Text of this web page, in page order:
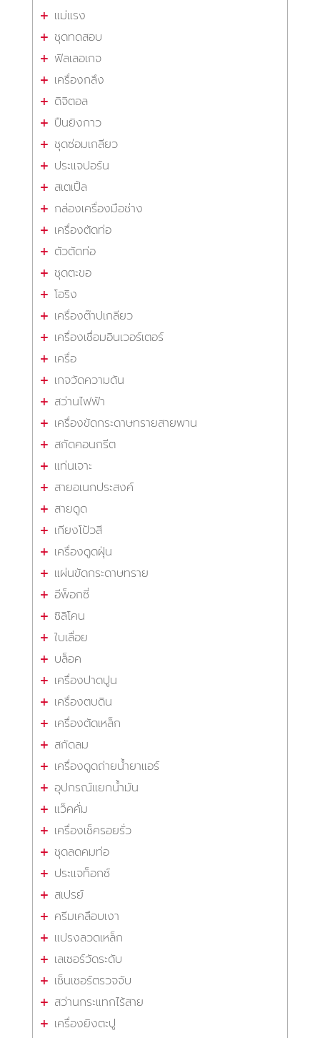
แม่แรง
ชุดทดสอบ
ฟิลเลอเกจ
เครื่องกลึง
ดิจิตอล
ปืนยิงกาว
ชุดซ่อมเกลียว
ประแจปอร์น
สเตเปิ้ล
กล่องเครื่องมือช่าง
เครื่องตัดท่อ
ตัวตัดท่อ
ชุดตะขอ
โอริง
เครื่องต๊าปเกลียว
เครื่องเชื่อมอินเวอร์เตอร์
เครื่อ
เกจวัดความดัน
สว่านไฟฟ้า
เครื่องขัดกระดาษทรายสายพาน
สกัดคอนกรีต
แท่นเจาะ
สายอเนกประสงค์
สายดูด
เกียงโป้วสี
เครื่องดูดฝุ่น
แผ่นขัดกระดาษทราย
อีพ็อกซี่
ซิลิโคน
ใบเลื่อย
บล็อค
เครื่องปาดปูน
เครื่องตบดิน
เครื่องตัดเหล็ก
สกัดลม
เครื่องดูดถ่ายน้ำยาแอร์
อุปกรณ์แยกน้ำมัน
แว็คคั่ม
เครื่องเช็ครอยรั่ว
ชุดลดคมท่อ
ประแจท็อกซ์
สเปรย์
ครีมเคลือบเงา
แปรงลวดเหล็ก
เลเซอร์วัดระดับ
เซ็นเซอร์ตรวจจับ
สว่านกระแทกไร้สาย
เครื่องยิงตะปู